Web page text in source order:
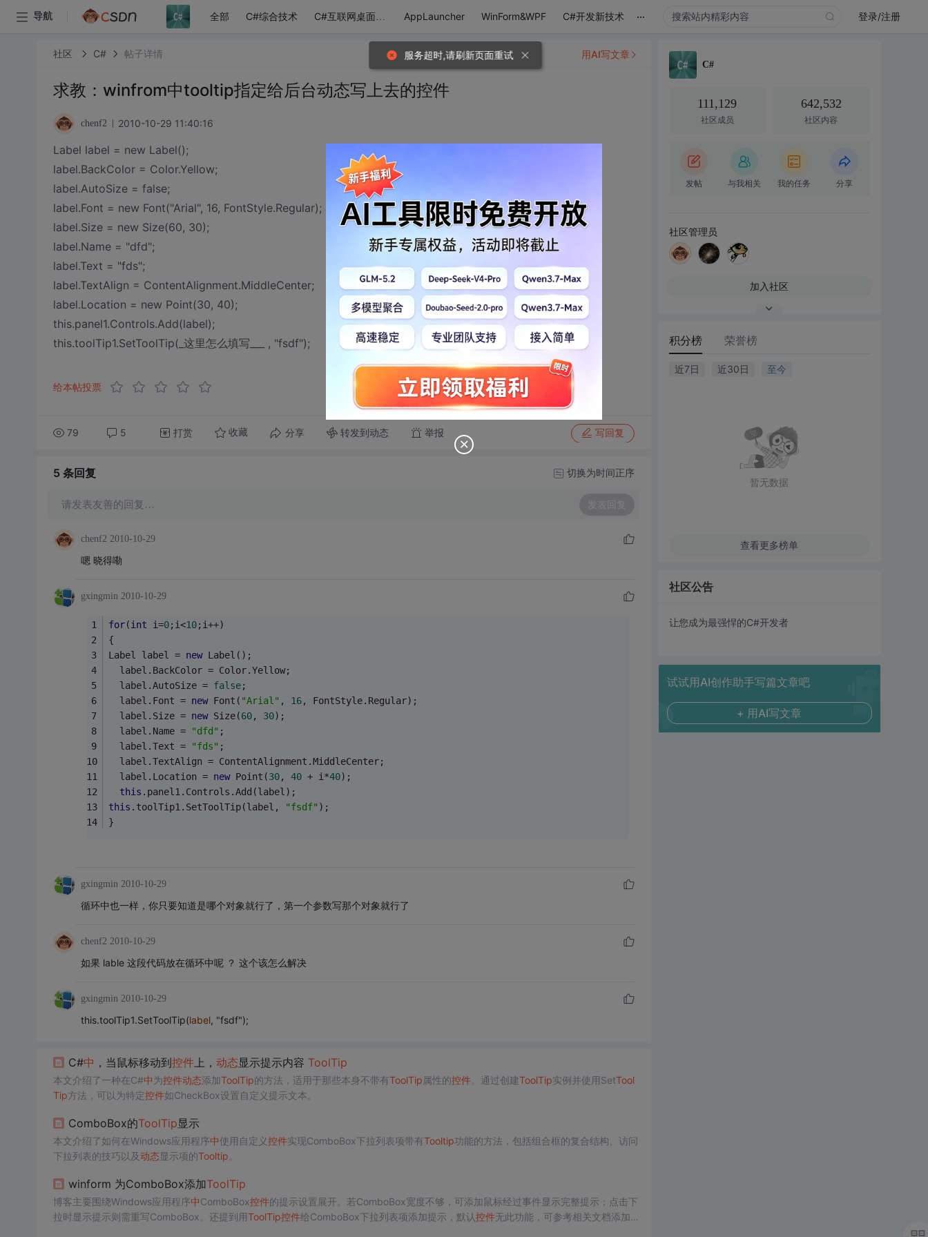
导航 全部 C#综合技术 C#互联网桌面应用 AppLauncher WinForm&WPF C#开发新技术 ... 登录/注册
社区 C# 帖子详情
求教：winfrom中tooltip指定给后台动态写上去的控件
chenf2 2010-10-29 11:40:16
Label label = new Label();
label.BackColor = Color.Yellow;
label.AutoSize = false;
label.Font = new Font("Arial", 16, FontStyle.Regular);
label.Size = new Size(60, 30);
label.Name = "dfd";
label.Text = "fds";
label.TextAlign = ContentAlignment.MiddleCenter;
label.Location = new Point(30, 40);
this.panel1.Controls.Add(label);
this.toolTip1.SetToolTip(_这里怎么填写___ , "fsdf");
给本帖投票
79 5 打赏 收藏 分享 转发到动态 举报 写回复
用AI写文章
5 条回复 切换为时间正序
请发表友善的回复… 发表回复
chenf2 2010-10-29
嗯 晓得嘞
gxingmin 2010-10-29
for(int i=0;i<10;i++)
{
Label label = new Label();
  label.BackColor = Color.Yellow;
  label.AutoSize =
false;
  label.Font =
new Font( "Arial" , 16, FontStyle.Regular);
  label.Size =
new Size(60, 30);
  label.Name =
"dfd" ;
  label.Text =
"fds" ;
  label.TextAlign = ContentAlignment.MiddleCenter;
  label.Location =
new Point(30, 40 + i*40);
this .panel1.Controls.Add(label);
this .toolTip1.SetToolTip(label, "fsdf" );
}
gxingmin 2010-10-29
循环中也一样，你只要知道是哪个对象就行了，第一个参数写那个对象就行了
chenf2 2010-10-29
如果 lable 这段代码放在循环中呢 ？ 这个该怎么解决
gxingmin 2010-10-29
this.toolTip1.SetToolTip(label, "fsdf");
C#中 ，当鼠标移动到控件上， 动态显示提示内容 ToolTip
本文介绍了一种在C#中 为控件动态添加ToolTip的方法，适用于那些本身不带有ToolTip属性的控件。通过创建ToolTip实例并使用SetTool
Tip方法，可以为特定控件如CheckBox设置自定义提示文本。
ComboBox的ToolTip显示
本文介绍了如何在Windows应用程序中使用自定义控件实现ComboBox下拉列表项带有Tooltip功能的方法，包括组合框的复合结构、访问
下拉列表的技巧以及动态显示项的Tooltip
winform 为ComboBox添加ToolTip
博客主要围绕Windows应用程序中ComboBox控件的提示设置展开。若ComboBox宽度不够，可添加鼠标经过事件显示完整提示；点击下
拉时显示提示则需重写ComboBox。还提到用ToolTip控件给ComboBox下拉列表项添加提示，默认控件无此功能，可参考相关文档添加 控
C#
111,129
社区成员
642,532
社区内容
发帖 与我相关 我的任务 分享
社区管理员
加入社区
积分榜 荣誉榜
近7日 近30日 至今
暂无数据
查看更多榜单
社区公告
让您成为最强悍的C#开发者
试试用AI创作助手写篇文章吧
+ 用AI写文章
服务超时,请刷新页面重试